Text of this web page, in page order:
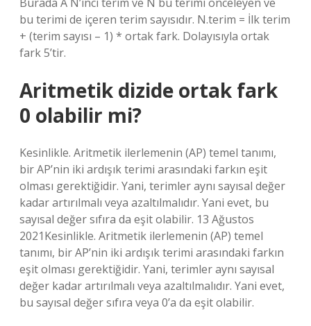
bu terimi de içeren terim sayısıdır. N.terim = İlk terim
+ (terim sayısı – 1) * ortak fark. Dolayısıyla ortak
fark 5’tir.
Aritmetik dizide ortak fark
0 olabilir mi?
Kesinlikle. Aritmetik ilerlemenin (AP) temel tanımı,
bir AP’nin iki ardışık terimi arasındaki farkın eşit
olması gerektiğidir. Yani, terimler aynı sayısal değer
kadar artırılmalı veya azaltılmalıdır. Yani evet, bu
sayısal değer sıfıra da eşit olabilir. 13 Ağustos
2021Kesinlikle. Aritmetik ilerlemenin (AP) temel
tanımı, bir AP’nin iki ardışık terimi arasındaki farkın
eşit olması gerektiğidir. Yani, terimler aynı sayısal
değer kadar artırılmalı veya azaltılmalıdır. Yani evet,
bu sayısal değer sıfıra veya 0’a da eşit olabilir.